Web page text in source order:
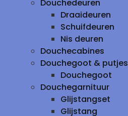
Douchedeuren
Draaideuren
Schuifdeuren
Nis deuren
Douchecabines
Douchegoot & putjes
Douchegoot
Douchegarnituur
Glijstangset
Glijstang